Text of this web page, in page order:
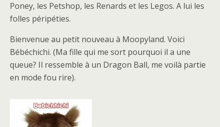
Poney, les Petshop, les Renards et les Legos. A lui les
folles péripéties.
Bienvenue au petit nouveau à Moopyland. Voici
Bébéchichi. (Ma fille qui me sort pourquoi il a une
queue? Il ressemble à un Dragon Ball, me voilà partie
en mode fou rire).